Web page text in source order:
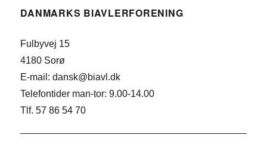
DANMARKS BIAVLERFORENING
Fulbyvej 15
4180 Sorø
E-mail: dansk@biavl.dk
Telefontider man-tor: 9.00-14.00
Tlf. 57 86 54 70